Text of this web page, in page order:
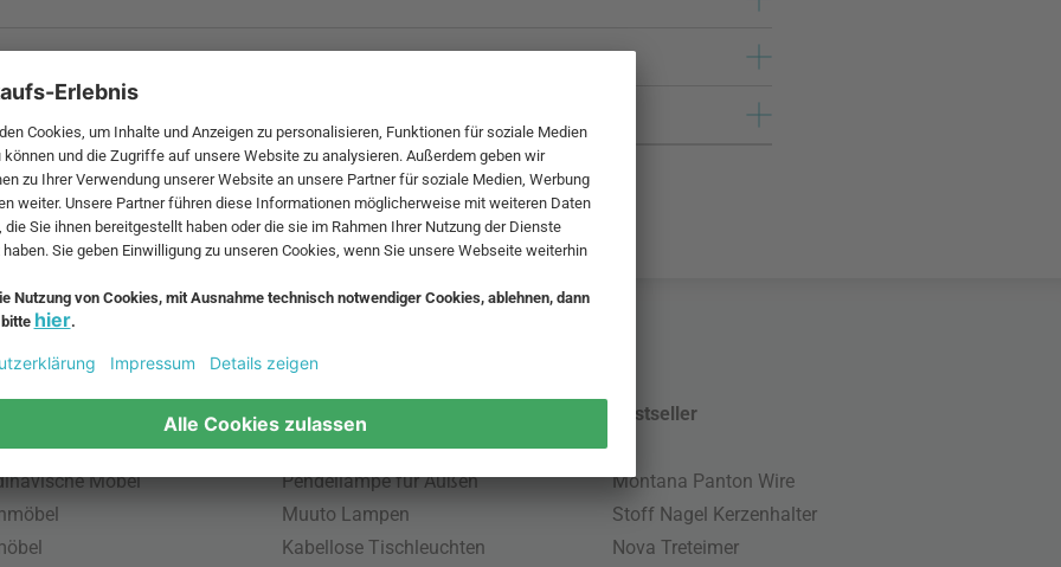
und zzgl.
Möbel
Beliebte Leuchten
Pendellampe für Außen
Muuto Lampen
Kabellose Tischleuchten
Bestseller
Montana Panton Wire
Stoff Nagel Kerzenhalter
Nova Treteimer